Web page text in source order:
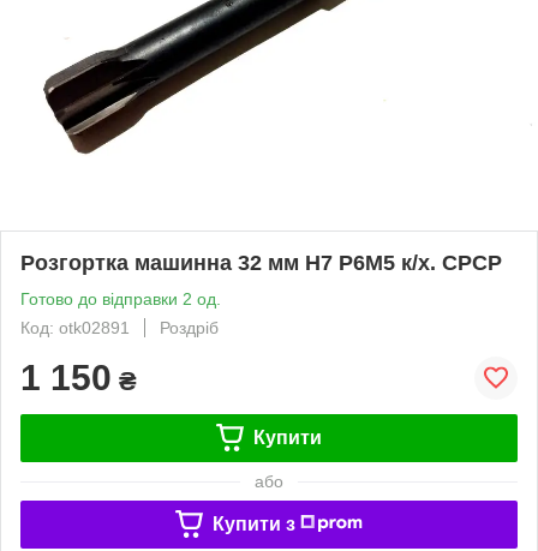
Розгортка машинна 32 мм Н7 Р6М5 к/х. СРСР
Готово до відправки 2 од.
Код: otk02891
Роздріб
1 150 ₴
Купити
або
Купити з